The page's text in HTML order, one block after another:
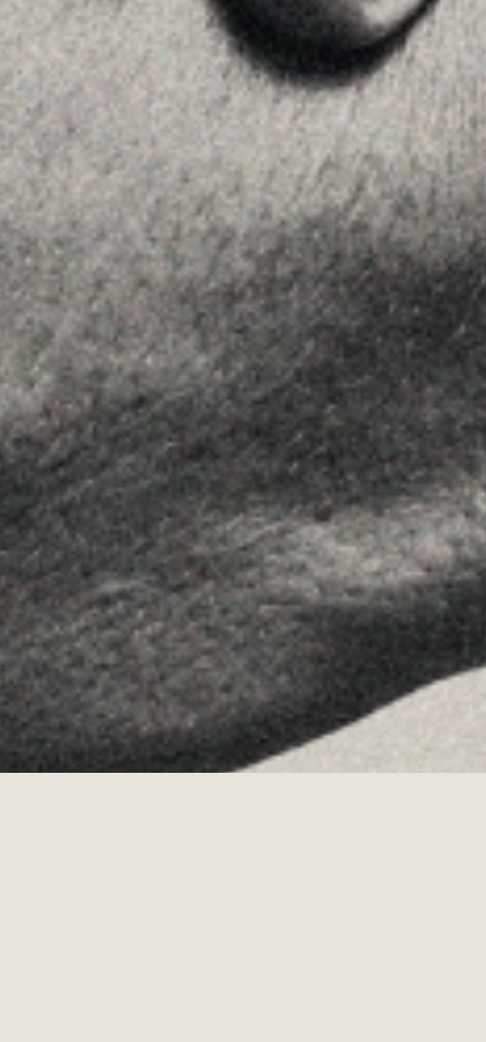
Home
La Firma
Equipo
Asesoramiento
Insights
Contactar
SÍGUENOS
Linkedin
Instagram
Youtube
Allyon — Barcelona, Spain
Copyrights © 2026 AVISO LEGAL·
POLÍTICA DE COOKIES ·POLÍTICA DE PRIVACIDAD